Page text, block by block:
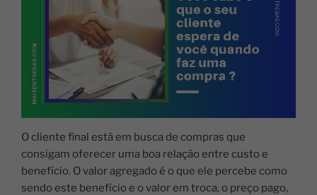
O cliente final está em busca de compras que
consigam oferecer uma boa relação entre custo e
benefício. O valor agregado é o que ele percebe como
sendo este benefício e o valor em troca, o preço pago,